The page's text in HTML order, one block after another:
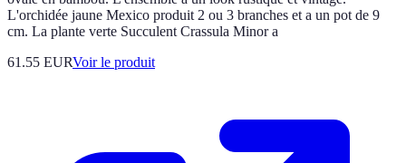
L'orchidée jaune Mexico produit 2 ou 3 branches et a un pot de 9
cm. La plante verte Succulent Crassula Minor a
61.55 EURVoir le produit